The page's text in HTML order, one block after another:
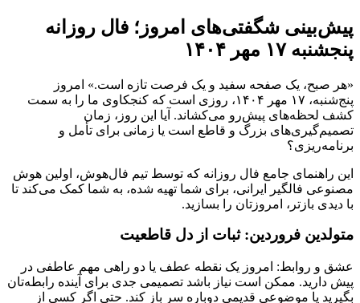
پیش‌بینی شگفتی‌های امروز؛ فال روزانه
پنجشنبه ۱۷ مهر ۱۴۰۴
«هر صبح، یک صفحه سفید و یک فرصت تازه است.» امروز
پنج‌شنبه، ۱۷ مهر ۱۴۰۴، روزی است که کنجکاوی ما را به سمت
کشف لحظه‌های پیش‌رو می‌کشاند. آیا این روز، زمان
تصمیم‌گیری‌های بزرگ و قاطع است یا زمانی برای تأمل و
برنامه‌ریزی؟
این راهنمای جامع فال روزانه که توسط تیم فال‌هوش، اولین هوش
مصنوعی فالگیر ایرانی، برای شما تهیه شده، به شما کمک می‌کند تا
با دیدی بازتر، امروزتان را بسازید.
متولدین فروردین: ثبات از دل قاطعیت
عشق و روابط: امروز یک نقطه عطف یا دو راهی مهم عاطفی در
پیش دارید. ممکن است نیاز باشد تصمیمی جدی برای آینده رابطه‌تان
بگیرید یا موضوعی قدیمی دوباره سر باز کند. حتی اگر کسی از